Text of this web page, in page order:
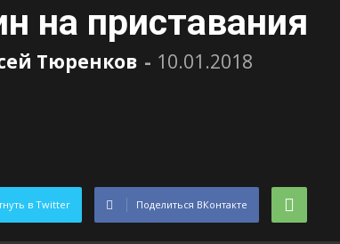
на приставания
Тюренков - 10.01.2018
в Twitter Поделиться ВКонтакте